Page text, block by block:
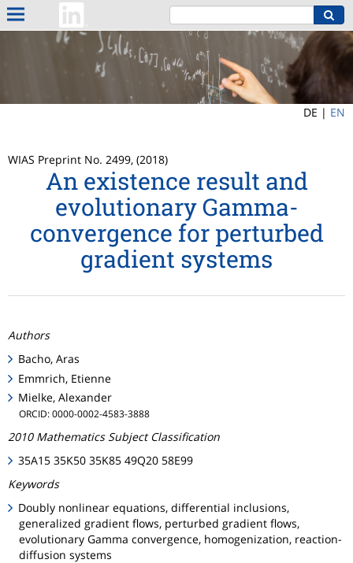
DE | EN
WIAS Preprint No. 2499, (2018)
An existence result and
evolutionary Gamma-
convergence for perturbed
gradient systems
Authors
Bacho, Aras
Emmrich, Etienne
Mielke, Alexander
ORCID: 0000-0002-4583-3888
2010 Mathematics Subject Classification
35A15 35K50 35K85 49Q20 58E99
Keywords
Doubly nonlinear equations, differential inclusions,
generalized gradient flows, perturbed gradient flows,
evolutionary Gamma convergence, homogenization, reaction-
diffusion systems